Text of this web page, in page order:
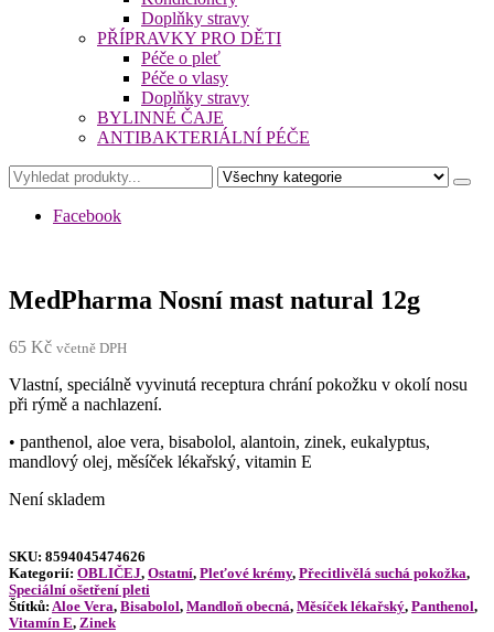
Doplňky stravy
PŘÍPRAVKY PRO DĚTI
Péče o pleť
Péče o vlasy
Doplňky stravy
BYLINNÉ ČAJE
ANTIBAKTERIÁLNÍ PÉČE
Facebook
MedPharma Nosní mast natural 12g
65 Kč včetně DPH
Vlastní, speciálně vyvinutá receptura chrání pokožku v okolí nosu
při rýmě a nachlazení.
• panthenol, aloe vera, bisabolol, alantoin, zinek, eukalyptus,
mandlový olej, měsíček lékařský, vitamin E
Není skladem
SKU: 8594045474626
Kategorií: OBLIČEJ, Ostatní, Pleťové krémy, Přecitlivělá suchá pokožka,
Speciální ošetření pleti
Štítků: Aloe Vera, Bisabolol, Mandloň obecná, Měsíček lékařský, Panthenol,
Vitamín E, Zinek